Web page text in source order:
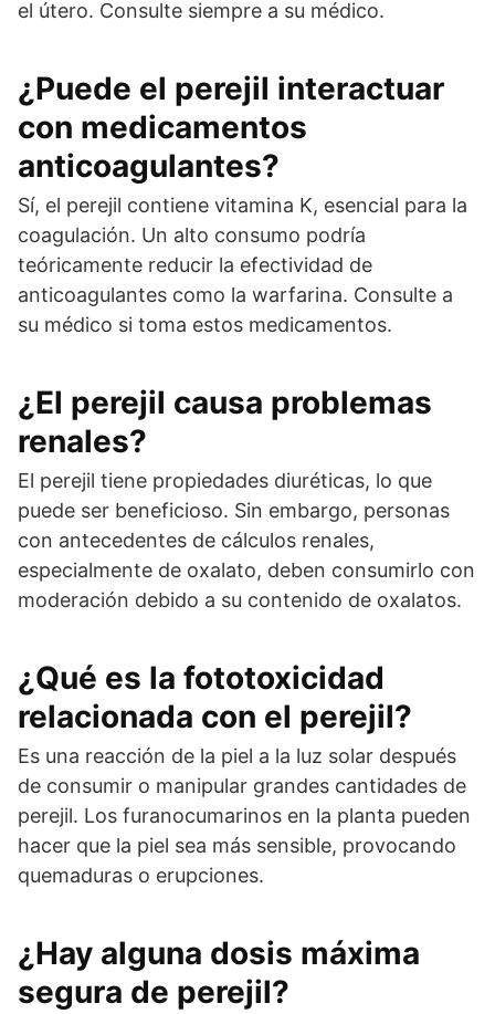
el útero. Consulte siempre a su médico.
¿Puede el perejil interactuar
con medicamentos
anticoagulantes?
Sí, el perejil contiene vitamina K, esencial para la
coagulación. Un alto consumo podría
teóricamente reducir la efectividad de
anticoagulantes como la warfarina. Consulte a
su médico si toma estos medicamentos.
¿El perejil causa problemas
renales?
El perejil tiene propiedades diuréticas, lo que
puede ser beneficioso. Sin embargo, personas
con antecedentes de cálculos renales,
especialmente de oxalato, deben consumirlo con
moderación debido a su contenido de oxalatos.
¿Qué es la fototoxicidad
relacionada con el perejil?
Es una reacción de la piel a la luz solar después
de consumir o manipular grandes cantidades de
perejil. Los furanocumarinos en la planta pueden
hacer que la piel sea más sensible, provocando
quemaduras o erupciones.
¿Hay alguna dosis máxima
segura de perejil?